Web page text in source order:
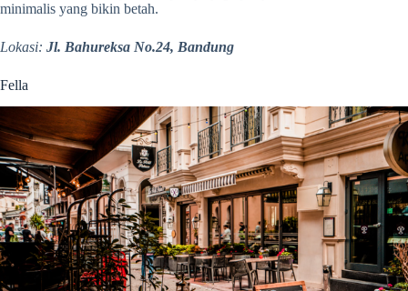
minimalis yang bikin betah.
Lokasi: Jl. Bahureksa No.24, Bandung
Fella